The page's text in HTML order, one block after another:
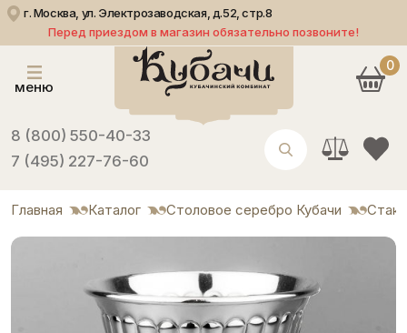
г. Москва, ул. Электрозаводская, д.52, стр.8
Перед приездом в магазин обязательно позвоните!
меню
8 (800) 550-40-33
7 (495) 227-76-60
0
Главная Каталог Столовое серебро Кубачи